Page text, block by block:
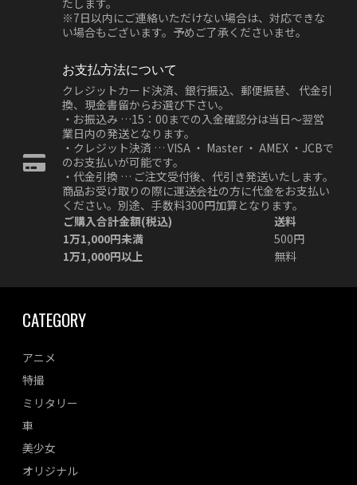
※7日以内にご連絡いただけない場合は、対応できな
い場合もございます。予めご了承くださいませ。
お支払方法について
クレジットカード決済、銀行振込、郵便振替、 代金引
換、現金書留からお選び下さい。
・お振込み …15：00までの入金確認分は当日～翌営
業日内の発送となります。
・クレジット決済 … VISA ・ Master ・ AMEX ・JCBで
のお支払いが可能です。
・代金引換 … ご注文受付後、代引き発送いたします。
商品お受け取りの際に運送会社の方に代金をお支払い
ください。別途、手数料300円加算となります。
ご購入合計金額(税込)
送料
1万1,000円未満
500円
1万1,000円以上
無料
CATEGORY
アニメ
特撮
ミリタリー
車
美少女
オリジナル